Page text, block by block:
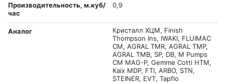
Производительность, м.куб/
час
0,9
Аналог
Кристалл ХЦМ, Finish
Thompson Ins, IWAKI, FLUIMAC
CM, AGRAL TMR, AGRAL TMP,
AGRAL TMB, SP, DB, M Pumps
CM MAG-P, Gemme Cotti HTM,
Kaix MDP, FTI, ARBO, STN,
STEINER, EVT, Tapflo